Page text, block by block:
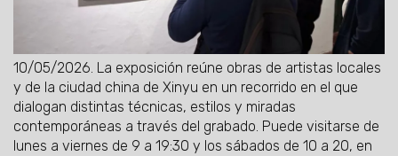
10/05/2026. La exposición reúne obras de artistas locales
y de la ciudad china de Xinyu en un recorrido en el que
dialogan distintas técnicas, estilos y miradas
contemporáneas a través del grabado. Puede visitarse de
lunes a viernes de 9 a 19:30 y los sábados de 10 a 20, en